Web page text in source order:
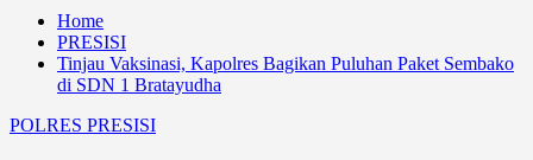
Home
PRESISI
Tinjau Vaksinasi, Kapolres Bagikan Puluhan Paket Sembako
di SDN 1 Bratayudha
POLRES PRESISI